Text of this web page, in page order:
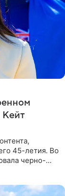
Кейт
45-летия. Во
черно-